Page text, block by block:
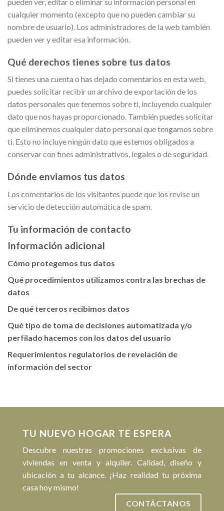
cualquier momento (excepto que no pueden cambiar su
nombre de usuario). Los administradores de la web también
pueden ver y editar esa información.
Qué derechos tienes sobre tus datos
Si tienes una cuenta o has dejado comentarios en esta web,
puedes solicitar recibir un archivo de exportación de los
datos personales que tenemos sobre ti, incluyendo cualquier
dato que nos hayas proporcionado. También puedes solicitar
que eliminemos cualquier dato personal que tengamos sobre
ti. Esto no incluye ningún dato que estemos obligados a
conservar con fines administrativos, legales o de seguridad.
Dónde enviamos tus datos
Los comentarios de los visitantes puede que los revise un
servicio de detección automática de spam.
Tu información de contacto
Información adicional
Cómo protegemos tus datos
Qué procedimientos utilizamos contra las brechas de
datos
De qué terceros recibimos datos
Qué tipo de toma de decisiones automatizada y/o
perfilado hacemos con los datos del usuario
Requerimientos regulatorios de revelación de
información del sector
TU NUEVO HOGAR TE ESPERA
Descubre nuestras promociones exclusivas de
viviendas en venta y alquiler. Calidad, diseño y
ubicación a tu alcance. ¡Haz realidad tu próxima
casa hoy mismo!
CONTÁCTANOS